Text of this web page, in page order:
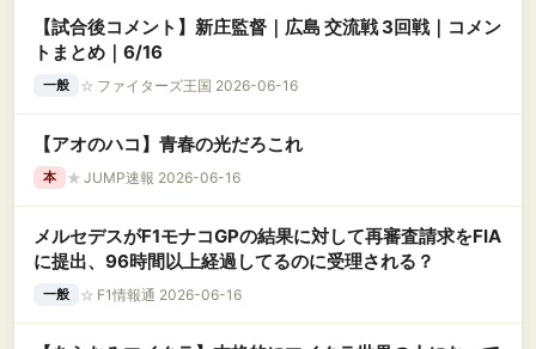
【試合後コメント】新庄監督｜広島 交流戦 3回戦｜コメン
トまとめ｜6/16
一般 ☆ ファイターズ王国 2026-06-16
【アオのハコ】青春の光だろこれ
本 ★ JUMP速報 2026-06-16
メルセデスがF1モナコGPの結果に対して再審査請求をFIA
に提出、96時間以上経過してるのに受理される？
一般 ☆ F1情報通 2026-06-16